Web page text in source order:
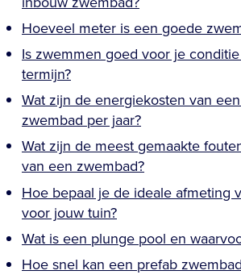
Hoeveel meter is een goede
Is zwemmen goed voor je
termijn?
Wat zijn de energiekosten van
zwembad per jaar?
Wat zijn de meest gemaakte
van een zwembad?
Hoe bepaal je de ideale afmeting
voor jouw tuin?
Wat is een plunge pool en
Hoe snel kan een prefab